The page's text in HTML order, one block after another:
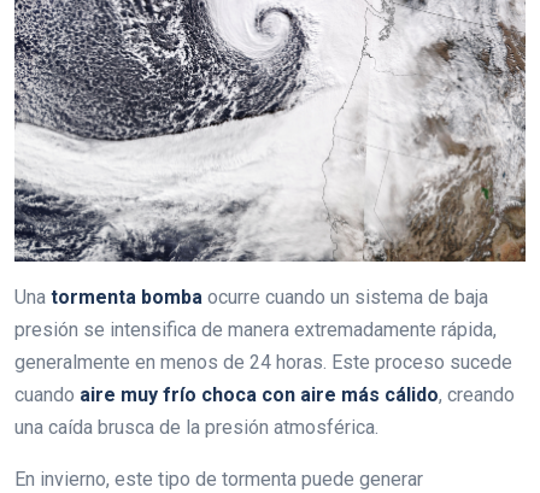
Una tormenta bomba ocurre cuando un sistema de baja
presión se intensifica de manera extremadamente rápida,
generalmente en menos de 24 horas. Este proceso sucede
cuando aire muy frío choca con aire más cálido, creando
una caída brusca de la presión atmosférica.
En invierno, este tipo de tormenta puede generar